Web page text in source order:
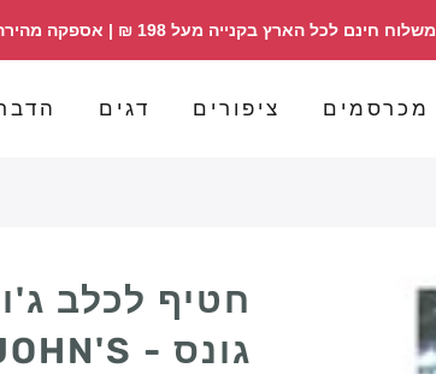
משלוח חינם לכל הארץ בקנייה מעל 198 ₪ | אספקה מהירה | הזמנות 098358030
מכרסמים ציפורים דגים
גונס - JOHN'S